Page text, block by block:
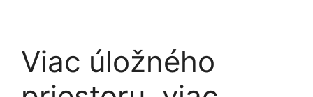
Viac úložného